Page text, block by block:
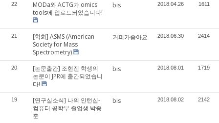
22
MODa와 ACTG가 omics
tools에 업로드되었습니다!
bis 2018.04.26 1611
21
[학회] ASMS (American
Society for Mass
Spectrometry)
커피가좋아요 2018.06.30 2414
20
[논문출간] 조현진 학생의
논문이 JPR에 출간되었습니
다!
bis 2018.08.01 1719
19
[연구실소식] 나의 인턴십-
컴퓨터 공학부 졸업생 박종
훈
bis 2018.08.02 2142